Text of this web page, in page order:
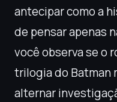
antecipar como a
de pensar apenas
você observa se o
trilogia do Batman
alternar